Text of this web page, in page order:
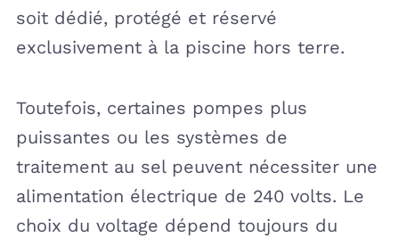
soit dédié, protégé et réservé
exclusivement à la piscine hors terre.
Toutefois, certaines pompes plus
puissantes ou les systèmes de
traitement au sel peuvent nécessiter une
alimentation électrique de 240 volts. Le
choix du voltage dépend toujours du